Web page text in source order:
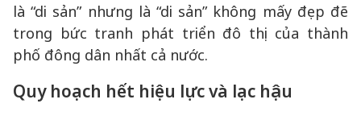
là “di sản” nhưng là “di sản” không mấy đẹp đẽ
trong bức tranh phát triển đô thị của thành
phố đông dân nhất cả nước.
Quy hoạch hết hiệu lực và lạc hậu